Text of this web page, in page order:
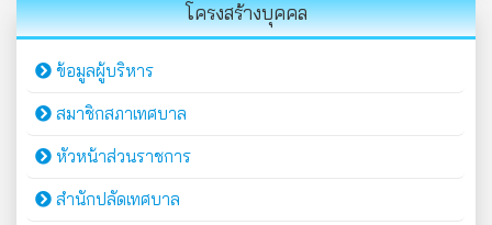
โครงสร้างบุคคล
ข้อมูลผู้บริหาร
สมาชิกสภาเทศบาล
หัวหน้าส่วนราชการ
สำนักปลัดเทศบาล